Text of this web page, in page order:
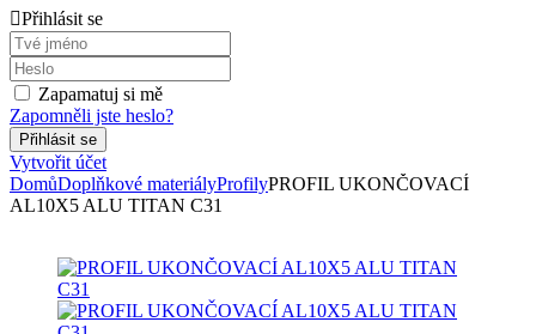
Přihlásit se
Zapamatuj si mě
Zapomněli jste heslo?
Vytvořit účet
DomůDoplňkové materiályProfilyPROFIL UKONČOVACÍ
AL10X5 ALU TITAN C31